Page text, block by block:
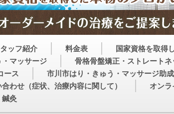
ッフ紹介 料金表
国家資格を取得
・マッサージ
骨格骨盤矯正・ストレート
ース
市川市はり・きゅう・マッサージ助
合わせ（症状、治療内容に関して） オン
鍼灸